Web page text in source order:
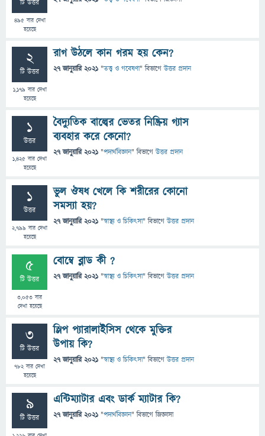
টি উত্তর
495বার দেখা
হয়েছে
2
টি উত্তর
1,179 বার দেখা
হয়েছে
রাগ উঠলে কান গরম হয় কেন?
27 জানুয়ারি 2021 "তত্ত্ব ও গবেষণা" বিভাগে উত্তর প্রদান
1
উত্তর
1,425 বার দেখা
হয়েছে
বৈদ্যুতিক বাল্বের ভেতর নিষ্ক্রিয় গ্যাস
ব্যবহার করে কেনো?
27 জানুয়ারি 2021 "পদার্থবিজ্ঞান" বিভাগে উত্তর প্রদান
1
উত্তর
2,799 বার দেখা
হয়েছে
ভুল ঔষধ খেলে কি শরীরের কোনো
সমস্যা হয়?
27 জানুয়ারি 2021 "স্বাস্থ্য ও চিকিৎসা" বিভাগে উত্তর প্রদান
5
টি উত্তর
3,053 বার
দেখা হয়েছে
বোম্বে ব্লাড কী ?
27 জানুয়ারি 2021 "স্বাস্থ্য ও চিকিৎসা" বিভাগে উত্তর প্রদান
3
টি উত্তর
782বার দেখা
হয়েছে
স্লিপ প্যারালাইসিস থেকে মুক্তির
উপায় কি?
27 জানুয়ারি 2021 "স্বাস্থ্য ও চিকিৎসা" বিভাগে উত্তর প্রদান
9
টি উত্তর
এন্টিম্যাটার এবং ডার্ক ম্যাটার কি?
27 জানুয়ারি 2021 "পদার্থবিজ্ঞান" বিভাগে জিজ্ঞাসা